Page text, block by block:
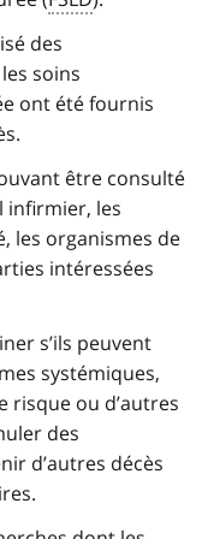
des
soins
ont été fournis
être consulté
infirmier, les
les organismes de
intéressées
s’ils peuvent
systémiques,
risque ou d’autres
des
d’autres décès